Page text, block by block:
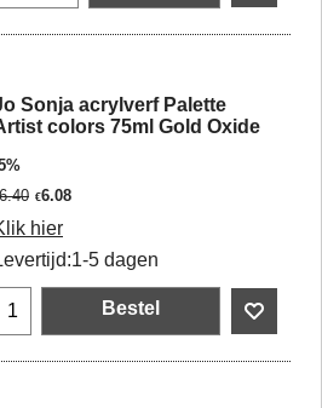
Sonja acrylverf Palette
colors 75ml Gold Oxide
6.40 €6.08
hier
1-5 dagen
Bestel